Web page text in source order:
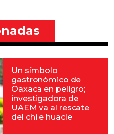
Un símbolo
gastronómico de
Oaxaca en peligro;
investigadora de
UAEM va al rescate
del chile huacle